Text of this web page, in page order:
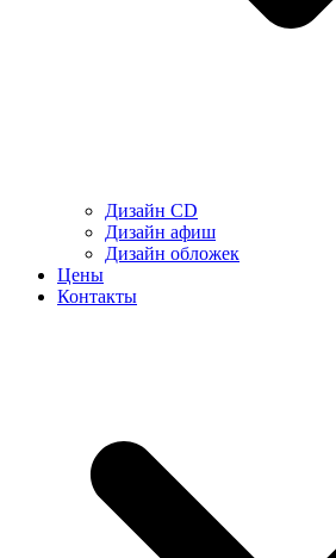
Дизайн CD
Дизайн афиш
Дизайн обложек
Цены
Контакты